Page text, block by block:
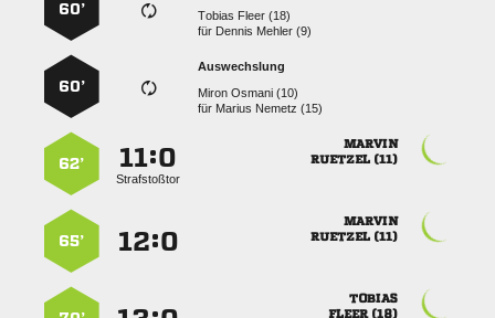
  
für   
60’
Auswechslung
  
für   
60’

 
:
Strafstoßtor
62’

 
:
65’

 